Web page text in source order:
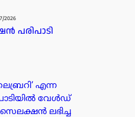
2026
പരിപാടി
എന്ന
വേൾഡ്
സെലക്ഷൻ ലഭിച്ച